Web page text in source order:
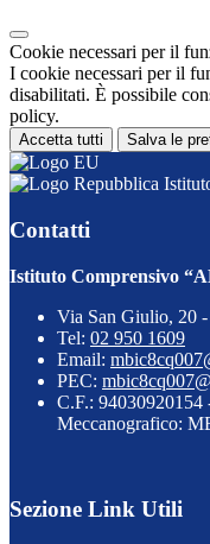
Cookie necessari per il
I cookie necessari per il
disabilitati. È possibile
policy.
Accetta tutti Salva le
Contatti
Istituto Comprensivo
Via San Giulio, 20
Tel: 02 950 1609
Email:
PEC:
C.F.:
Meccanografico:
Sezione Link Utili